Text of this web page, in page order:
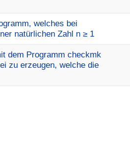
welches bei
natürlichen Zahl n ≥ 1
dem Programm checkmk
zu erzeugen, welche die